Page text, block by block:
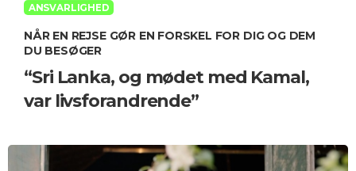
ANSVARLIGHED
NÅR EN REJSE GØR EN FORSKEL FOR DIG OG DEM
DU BESØGER
“Sri Lanka, og mødet med Kamal,
var livsforandrende”